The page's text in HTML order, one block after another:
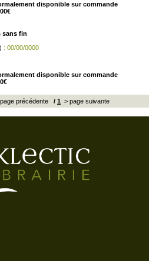
disponible sur commande
sans fin
: 00/00/0000
disponible sur commande
précédente / 1 > page suivante